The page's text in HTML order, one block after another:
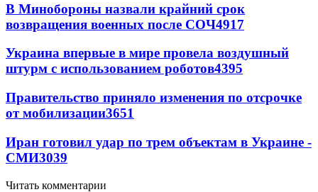
В Минобороны назвали крайний срок
возвращения военных после СОЧ4917
Украина впервые в мире провела воздушный
штурм с использованием роботов4395
Правительство приняло изменения по отсрочке
от мобилизации3651
Иран готовил удар по трем объектам в Украине -
СМИ3039
Читать комментарии